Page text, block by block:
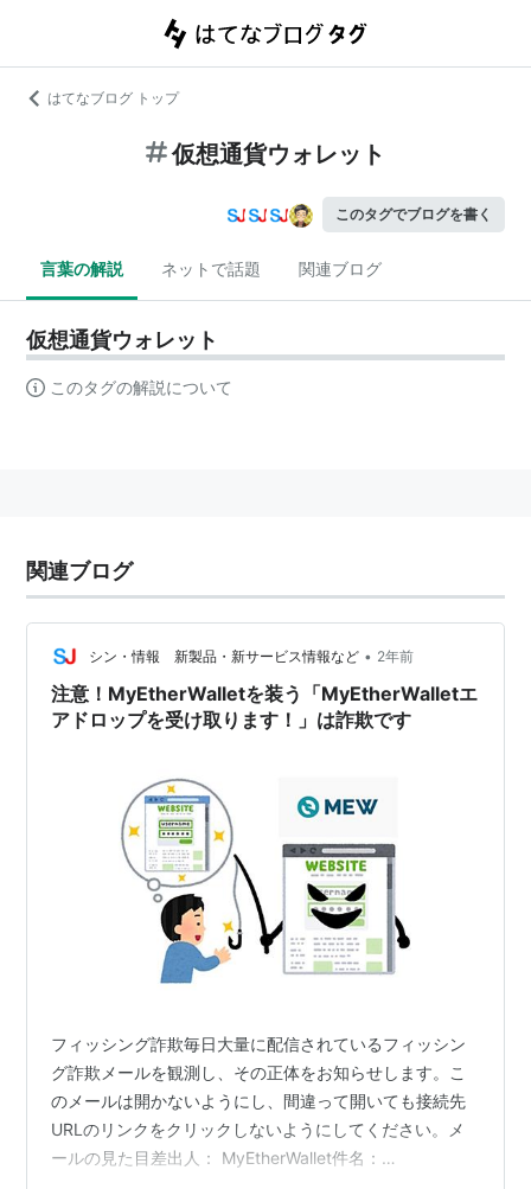
はてなブログ トップ
仮想通貨ウォレット
このタグでブログを書く
言葉の解説 ネットで話題 関連ブログ
仮想通貨ウォレット
このタグの解説について
関連ブログ
シン・情報 新製品・新サービス情報など • 2年前
注意！MyEtherWalletを装う「MyEtherWalletエ
アドロップを受け取ります！」は詐欺です
フィッシング詐欺毎日大量に配信されているフィッシン
グ詐欺メールを観測し、その正体をお知らせします。こ
のメールは開かないようにし、間違って開いても接続先
URLのリンクをクリックしないようにしてください。メ
ールの見た目差出人： MyEtherWallet件名：